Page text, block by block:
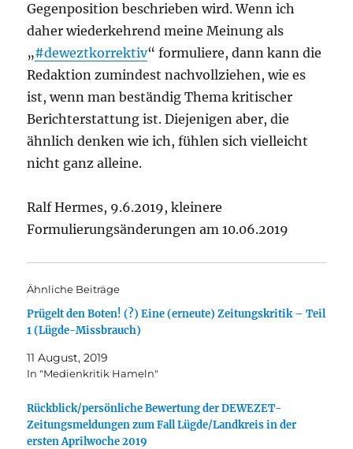
Gegenposition beschrieben wird. Wenn ich
daher wiederkehrend meine Meinung als
„#deweztkorrektiv“ formuliere, dann kann die
Redaktion zumindest nachvollziehen, wie es
ist, wenn man beständig Thema kritischer
Berichterstattung ist. Diejenigen aber, die
ähnlich denken wie ich, fühlen sich vielleicht
nicht ganz alleine.
Ralf Hermes, 9.6.2019, kleinere
Formulierungsänderungen am 10.06.2019
Ähnliche Beiträge
Prügelt den Boten! (?) Eine (erneute) Zeitungskritik – Teil
1 (Lügde-Missbrauch)
11 August, 2019
In "Medienkritik Hameln"
Rückblick/persönliche Bewertung der DEWEZET-
Zeitungsmeldungen zum Fall Lügde/Landkreis in der
ersten Aprilwoche 2019